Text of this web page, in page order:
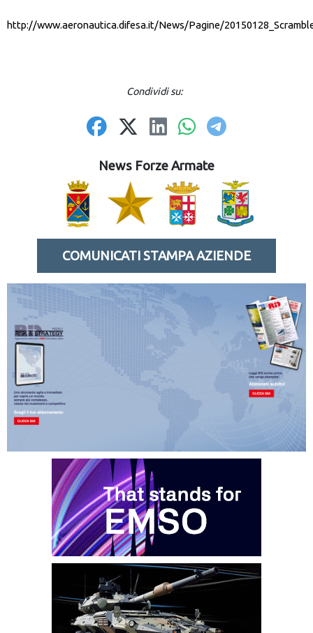
http://www.aeronautica.difesa.it/News/Pagine/
Condividi su:
News Forze Armate
COMUNICATI STAMPA AZIENDE